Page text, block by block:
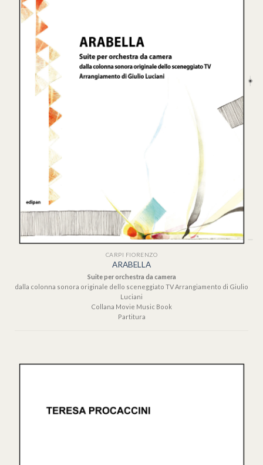
CARPI FIORENZO
ARABELLA
Suite per orchestra da camera
dalla colonna sonora originale dello sceneggiato TV Arrangiamento di Giulio
Luciani
Collana Movie Music Book
Partitura